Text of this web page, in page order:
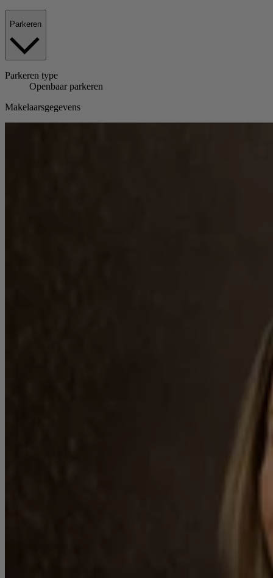
Parkeren
Parkeren type
Openbaar parkeren
Makelaarsgegevens